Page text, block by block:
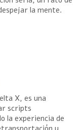
la mente.
X, es una
scripts
la experiencia de